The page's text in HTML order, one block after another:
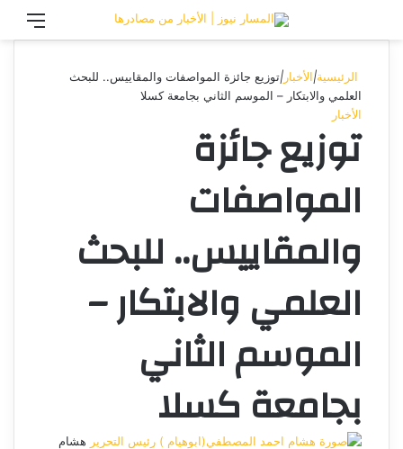
تسجيل الدخول
الرئيسية|الأخبار |توزيع جائزة المواصفات والمقاييس.. للبحث
العلمي والابتكار – الموسم الثاني بجامعة كسلا
الأخبار
توزيع جائزة
المواصفات
والمقاييس.. للبحث
العلمي والابتكار –
الموسم الثاني
بجامعة كسلا
هشام